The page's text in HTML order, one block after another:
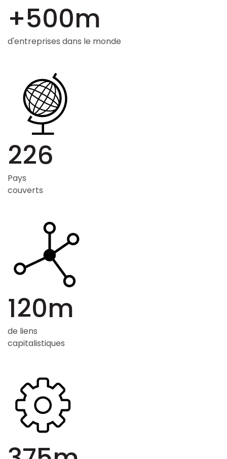
+500m
d'entreprises dans le monde
226
Pays
couverts
120m
de liens
capitalistiques